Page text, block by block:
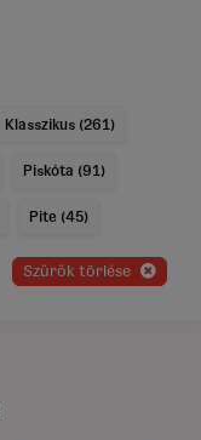
Klasszikus (261)
Piskóta (91)
Pite (45)
szűrők törlése